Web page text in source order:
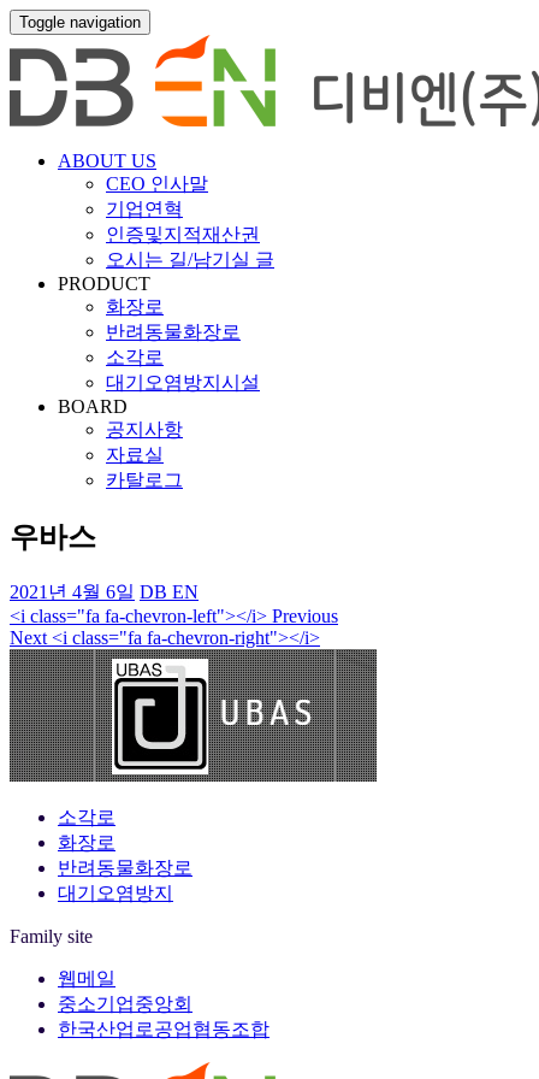
Toggle navigation
ABOUT US
CEO 인사말
기업연혁
인증및지적재산권
오시는 길/남기실 글
PRODUCT
화장로
반려동물화장로
소각로
대기오염방지시설
BOARD
공지사항
자료실
카탈로그
우바스
2021년 4월 6일 DB EN
<i class="fa fa-chevron-left"></i> Previous
Next <i class="fa fa-chevron-right"></i>
소각로
화장로
반려동물화장로
대기오염방지
Family site
웹메일
중소기업중앙회
한국산업로공업협동조합